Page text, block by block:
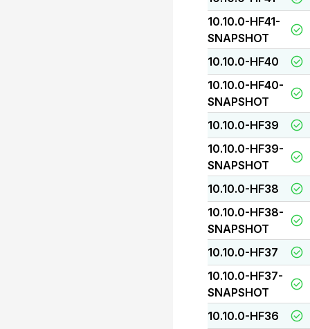
10.10.0-HF41-
SNAPSHOT
10.10.0-HF40
10.10.0-HF40-
SNAPSHOT
10.10.0-HF39
10.10.0-HF39-
SNAPSHOT
10.10.0-HF38
10.10.0-HF38-
SNAPSHOT
10.10.0-HF37
10.10.0-HF37-
SNAPSHOT
10.10.0-HF36